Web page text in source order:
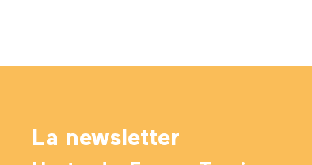
La newsletter